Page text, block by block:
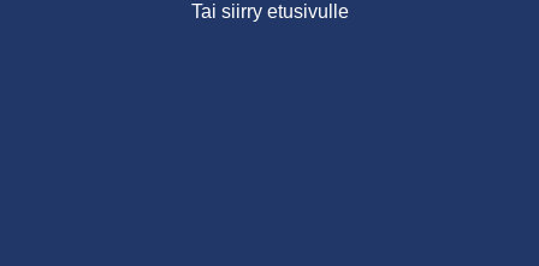
Tai siirry etusivulle